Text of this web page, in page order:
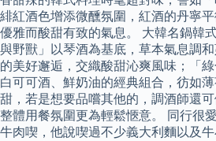
緋紅酒色增添微醺氛圍，紅酒的丹寧
優雅而酸甜有致的氣息。 大韓名鍋韓
與野獸」以琴酒為基底，草本氣息調
的美好邂逅，交織酸甜沁爽風味；「
白可可酒、鮮奶油的經典組合，彷如
甜，若是想要品嚐其他的，調酒師還
整體用餐氛圍更為輕鬆愜意。 同行很
牛肉喫，他說喫過不少義大利麵以及